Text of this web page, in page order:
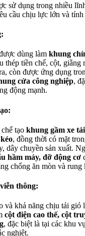
sử dụng trong nhiều
cầu chịu lực lớn và tính
dùng làm khung
thép tiền chế, cột, giằng
còn được ứng dụng
cửa công nghiệp,
động mạnh.
tạo khung gầm xe
, đồng thời có mặt
dây chuyền sản xuất.
hầm máy, đỡ động cơ
chống ăn mòn và rung
thông:
và khả năng chịu tải gió
cột điện cao thế, cột
, đặc biệt là tại các khu
nghiệt.